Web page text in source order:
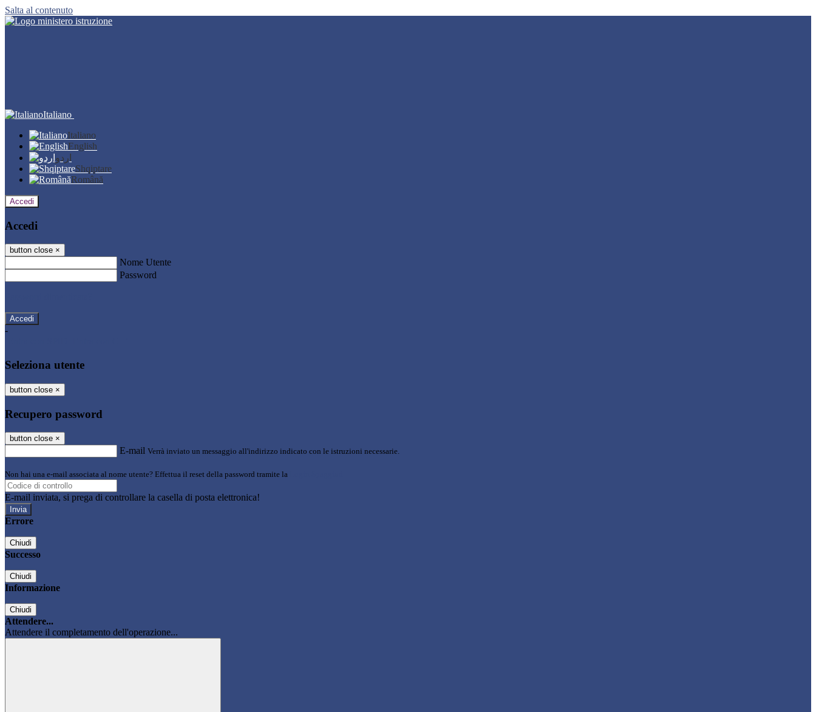
Salta al contenuto
Italiano
Italiano
English
اردو
Shqiptare
Română
Accedi
Accedi
button close ×
Nome Utente
Password
-
Seleziona utente
button close ×
Recupero password
button close ×
E-mail Verrà inviato un messaggio all'indirizzo indicato con le istruzioni necessarie.
Non hai una e-mail associata al nome utente? Effettua il reset della password tramite la
E-mail inviata, si prega di controllare la casella di posta elettronica!
Errore
Chiudi
Successo
Chiudi
Informazione
Chiudi
Attendere...
Attendere il completamento dell'operazione...